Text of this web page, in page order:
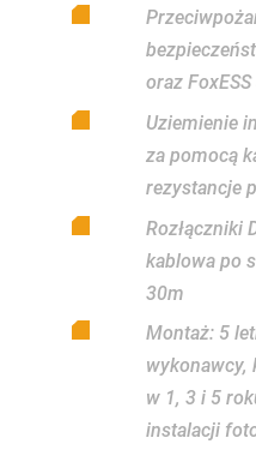
oraz
Uziemienie
za pomocą
rezystancje
Rozłączniki
kablowa po
30m
Montaż: 5
wykonawcy,
w 1, 3 i 5
instalacji